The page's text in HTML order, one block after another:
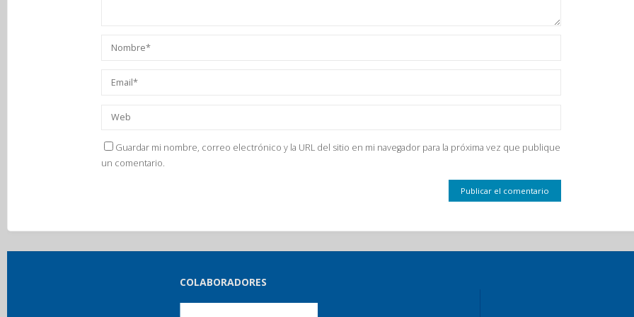
Guardar mi nombre, correo electrónico y la URL del sitio en mi navegador para la próxima vez que publique
un comentario.
COLABORADORES